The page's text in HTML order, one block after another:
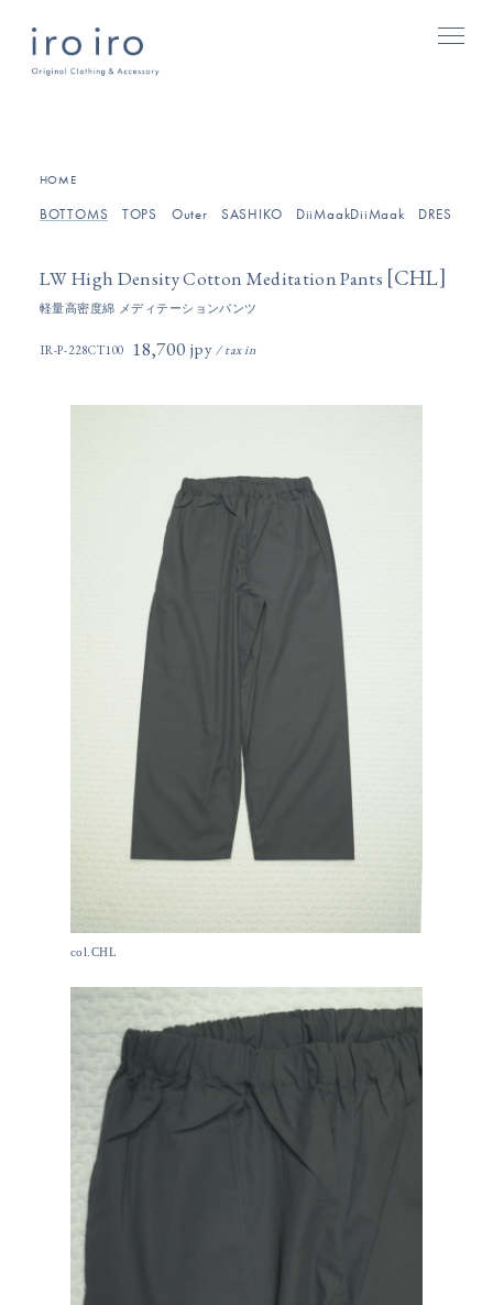
HOME
BOTTOMS TOPS Outer SASHIKO DiiMaakDiiMaak DRESSES/
LW High Density Cotton Meditation Pants [CHL]
軽量高密度綿 メディテーションパンツ
IR-P-228CT100 18,700円(税込)
col.CHL